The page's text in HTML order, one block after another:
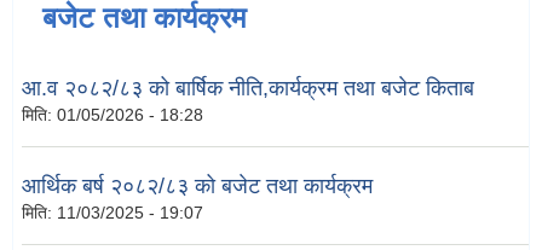
बजेट तथा कार्यक्रम
आ.व २०८२/८३ को बार्षिक नीति,कार्यक्रम तथा बजेट किताब
मिति: 01/05/2026 - 18:28
आर्थिक बर्ष २०८२/८३ को बजेट तथा कार्यक्रम
मिति: 11/03/2025 - 19:07